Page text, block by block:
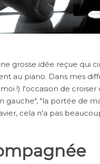
grosse idée reçue qui
au piano. Dans mes
!) l'occasion de
gauche", "la portée de
cela n'a pas